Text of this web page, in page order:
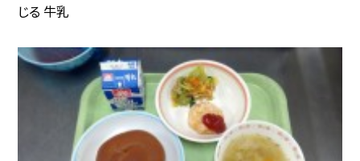
じる 牛乳